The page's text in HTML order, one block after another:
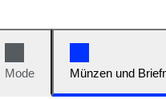
Mode Münzen und